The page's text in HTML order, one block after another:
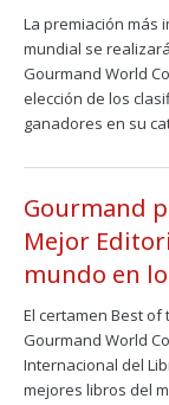
La premiación más
mundial se
Gourmand World
elección de los
ganadores en su
Gourmand
Mejor
mundo en
El certamen Best
Gourmand World
Internacional del
mejores libros del